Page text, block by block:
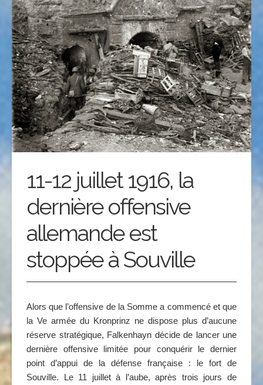
11-12 juillet 1916, la
dernière offensive
allemande est
stoppée à Souville
Alors que l’offensive de la Somme a commencé et que
la Ve armée du Kronprinz ne dispose plus d’aucune
réserve stratégique, Falkenhayn décide de lancer une
dernière offensive limitée pour conquérir le dernier
point d’appui de la défense française : le fort de
Souville. Le 11 juillet à l’aube, après trois jours de